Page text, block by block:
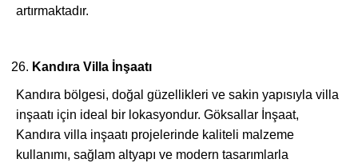
artırmaktadır.
Kandıra Villa İnşaatı
Kandıra bölgesi, doğal güzellikleri ve sakin yapısıyla villa
inşaatı için ideal bir lokasyondur. Göksallar İnşaat,
Kandıra villa inşaatı projelerinde kaliteli malzeme
kullanımı, sağlam altyapı ve modern tasarımlarla